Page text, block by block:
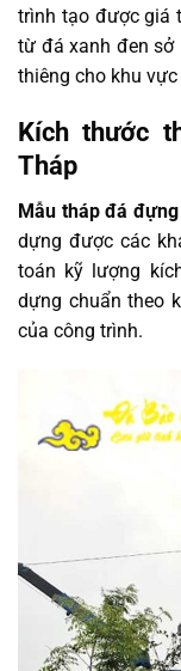
trình tạo được giá
từ đá xanh đen sở
thiêng cho khu
Kích thước
Tháp
Mẫu tháp đá
dựng được các
toán kỹ lượng
dựng chuẩn theo
của công trình.